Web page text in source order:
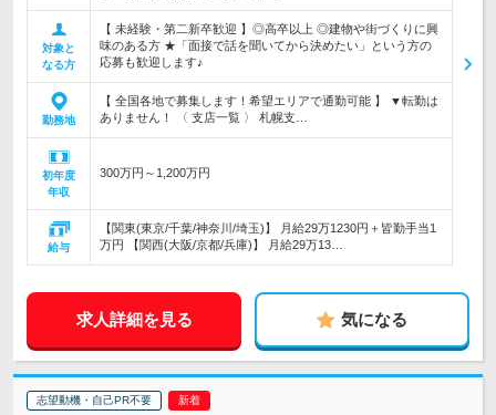
対象と
なる方
【 未経験・第二新卒歓迎 】◎高卒以上 ◎建物や街づくりに興
味のある方 ★「面接で話を聞いてから決めたい」という方の
応募も歓迎します♪
勤務地
【 全国各地で募集します！希望エリアで通勤可能 】 ▼転勤は
ありません！ 〈 支店一覧 〉 札幌支…
初年度
年収
300万円～1,200万円
給与
【関東(東京/千葉/神奈川/埼玉)】 月給29万1230円＋皆勤手当1
万円 【関西(大阪/京都/兵庫)】 月給29万13…
求人詳細を見る 気になる
志望動機・自己PR不要